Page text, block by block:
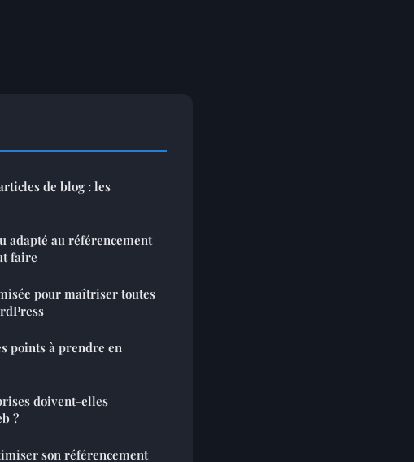
de blog : les
adapté au référencement
faire
pour maîtriser toutes
points à prendre en
doivent-elles
?
son référencement